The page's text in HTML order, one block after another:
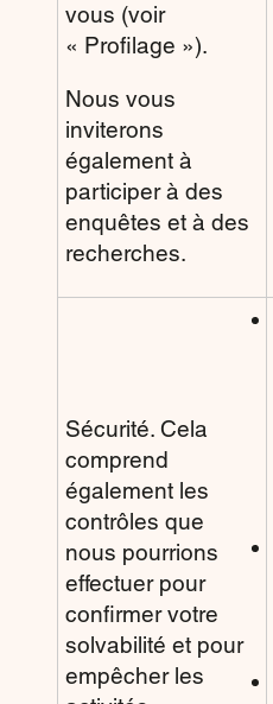
vous (voir
« Profilage »).
Nous vous
inviterons
également à
participer à des
enquêtes et à des
recherches.
Sécurité. Cela
comprend
également les
contrôles que
nous pourrions
effectuer pour
confirmer votre
solvabilité et pour
empêcher les